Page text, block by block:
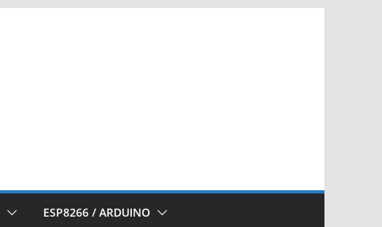
ESP8266 / ARDUINO